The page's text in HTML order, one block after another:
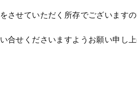
させていただく所存でございます
合せくださいますようお願い申し上